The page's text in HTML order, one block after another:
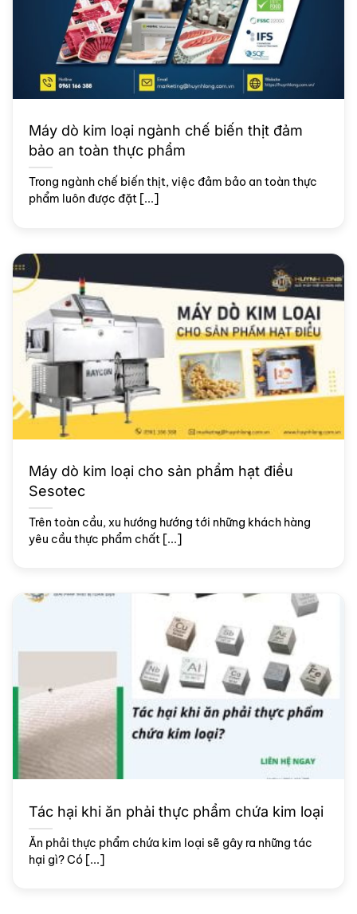
Máy dò kim loại ngành chế biến thịt đảm
bảo an toàn thực phẩm
Trong ngành chế biến thịt, việc đảm bảo an toàn thực
phẩm luôn được đặt [...]
Máy dò kim loại cho sản phẩm hạt điều
Sesotec
Trên toàn cầu, xu hướng hướng tới những khách hàng
yêu cầu thực phẩm chất [...]
Tác hại khi ăn phải thực phẩm chứa kim loại
Ăn phải thực phẩm chứa kim loại sẽ gây ra những tác
hại gì? Có [...]